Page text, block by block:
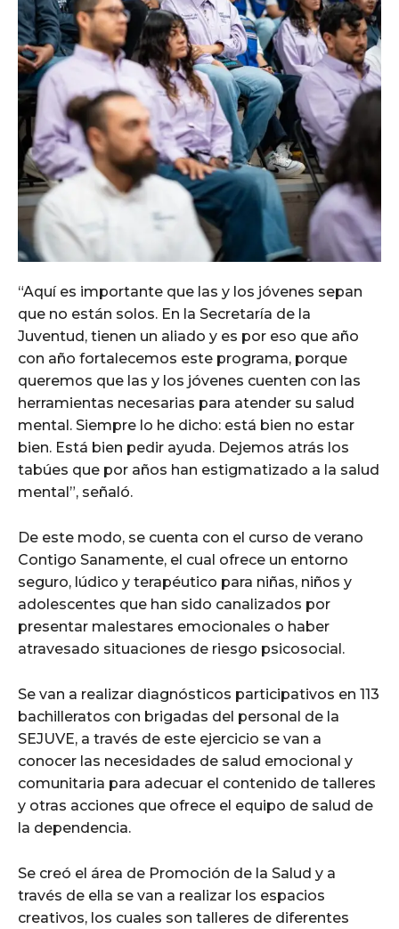
“Aquí es importante que las y los jóvenes sepan
que no están solos. En la Secretaría de la
Juventud, tienen un aliado y es por eso que año
con año fortalecemos este programa, porque
queremos que las y los jóvenes cuenten con las
herramientas necesarias para atender su salud
mental. Siempre lo he dicho: está bien no estar
bien. Está bien pedir ayuda. Dejemos atrás los
tabúes que por años han estigmatizado a la salud
mental”, señaló.
De este modo, se cuenta con el curso de verano
Contigo Sanamente, el cual ofrece un entorno
seguro, lúdico y terapéutico para niñas, niños y
adolescentes que han sido canalizados por
presentar malestares emocionales o haber
atravesado situaciones de riesgo psicosocial.
Se van a realizar diagnósticos participativos en 113
bachilleratos con brigadas del personal de la
SEJUVE, a través de este ejercicio se van a
conocer las necesidades de salud emocional y
comunitaria para adecuar el contenido de talleres
y otras acciones que ofrece el equipo de salud de
la dependencia.
Se creó el área de Promoción de la Salud y a
través de ella se van a realizar los espacios
creativos, los cuales son talleres de diferentes